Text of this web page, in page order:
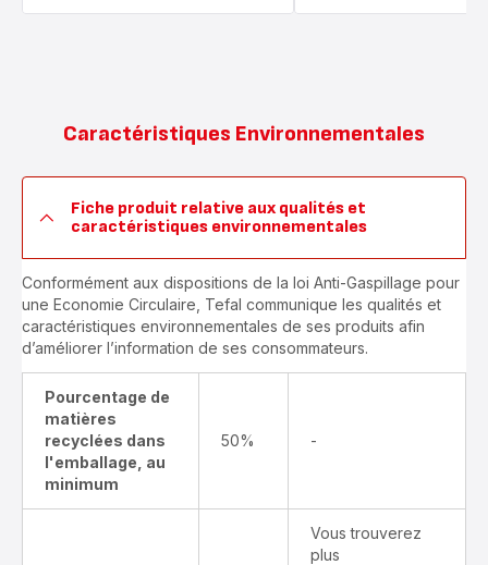
Caractéristiques Environnementales
Fiche produit relative aux qualités et
caractéristiques environnementales
Conformément aux dispositions de la loi Anti-Gaspillage pour
une Economie Circulaire, Tefal communique les qualités et
caractéristiques environnementales de ses produits afin
d’améliorer l’information de ses consommateurs.
Pourcentage de
matières
recyclées dans
l'emballage, au
minimum
50% -
Vous trouverez
plus